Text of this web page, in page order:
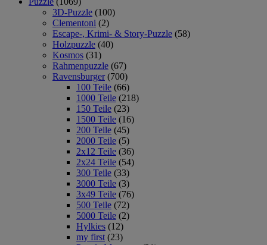
3D-Puzzle (100)
Clementoni (2)
Escape-, Krimi- & Story-Puzzle (58)
Holzpuzzle (40)
Kosmos (31)
Rahmenpuzzle (67)
Ravensburger (700)
100 Teile (66)
1000 Teile (218)
150 Teile (23)
1500 Teile (16)
200 Teile (45)
2000 Teile (5)
2x12 Teile (36)
2x24 Teile (54)
300 Teile (33)
3000 Teile (3)
3x49 Teile (76)
500 Teile (72)
5000 Teile (2)
Hylkies (12)
my first (23)